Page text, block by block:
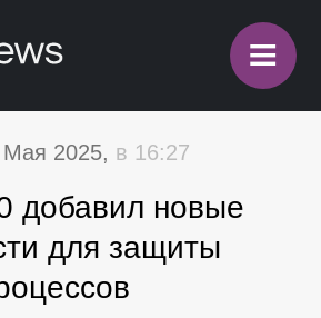
≡
Мая 2025, в 16:27
добавил новые
для защиты